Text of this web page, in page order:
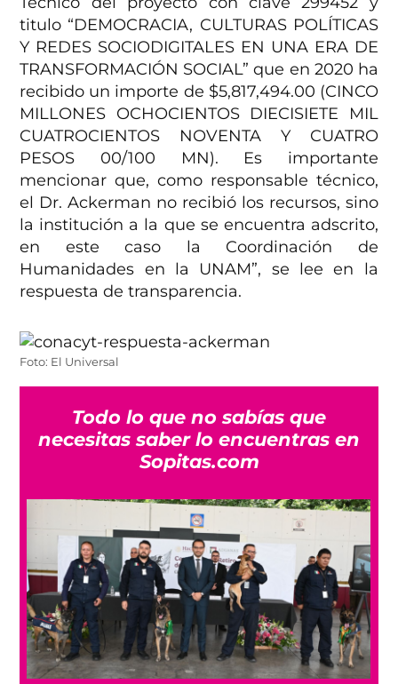
titulo “DEMOCRACIA, CULTURAS POLÍTICAS
Y REDES SOCIODIGITALES EN UNA ERA DE
TRANSFORMACIÓN SOCIAL” que en 2020 ha
recibido un importe de $5,817,494.00 (CINCO
MILLONES OCHOCIENTOS DIECISIETE MIL
CUATROCIENTOS NOVENTA Y CUATRO
PESOS 00/100 MN). Es importante
mencionar que, como responsable técnico,
el Dr. Ackerman no recibió los recursos, sino
la institución a la que se encuentra adscrito,
en este caso la Coordinación de
Humanidades en la UNAM”, se lee en la
respuesta de transparencia.
Foto: El Universal
Todo lo que no sabías que
necesitas saber lo encuentras en
Sopitas.com